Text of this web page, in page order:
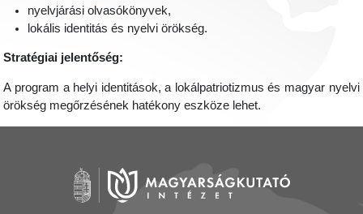
nyelvjárási olvasókönyvek,
lokális identitás és nyelvi örökség.
Stratégiai jelentőség:
A program a helyi identitások, a lokálpatriotizmus és magyar nyelvi
örökség megőrzésének hatékony eszköze lehet.